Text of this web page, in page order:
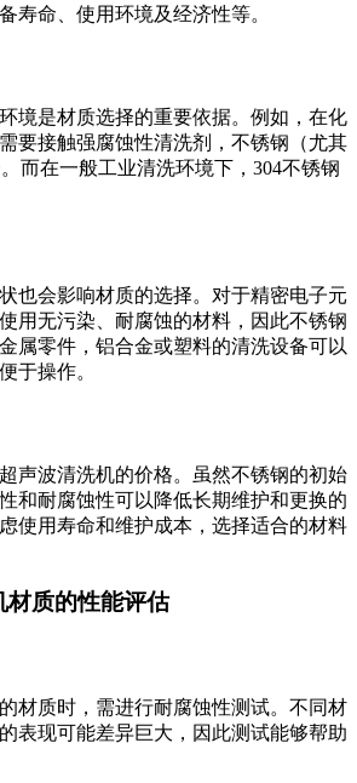
寿命、使用环境及经济性等。
境是材质选择的重要依据。例如，在化
要接触强腐蚀性清洗剂，不锈钢（尤其
而在一般工业清洗环境下，304不锈钢
也会影响材质的选择。对于精密电子元
用无污染、耐腐蚀的材料，因此不锈钢
属零件，铝合金或塑料的清洗设备可以
于操作。
声波清洗机的价格。虽然不锈钢的初始
和耐腐蚀性可以降低长期维护和更换的
使用寿命和维护成本，选择适合的材料
材质的性能评估
材质时，需进行耐腐蚀性测试。不同材
表现可能差异巨大，因此测试能够帮助